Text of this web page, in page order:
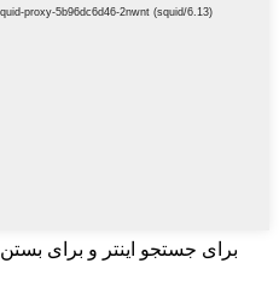
برای جستجو اینتر و برای بستن